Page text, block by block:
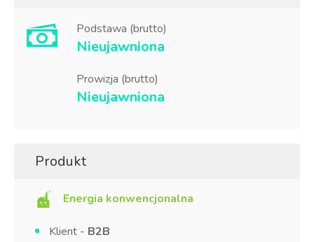
Podstawa (brutto)
Nieujawniona
Prowizja (brutto)
Nieujawniona
Produkt
Energia konwencjonalna
Klient - B2B